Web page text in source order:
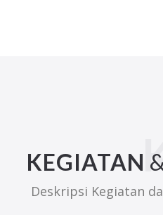
KEGIATAN
Deskripsi Kegiatan